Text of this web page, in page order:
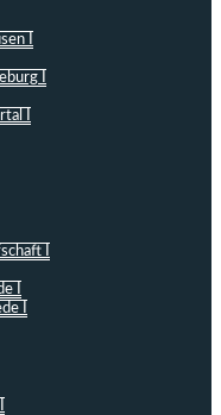
I
I
I
I
I
I